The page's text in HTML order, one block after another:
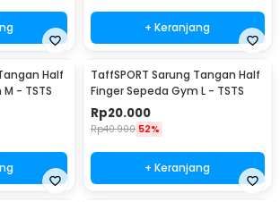
+ Keranjang
Half
- TSTS
TaffSPORT Sarung Tangan Half
Finger Sepeda Gym L - TSTS
Rp20.000
Rp40.900 52%
+ Keranjang